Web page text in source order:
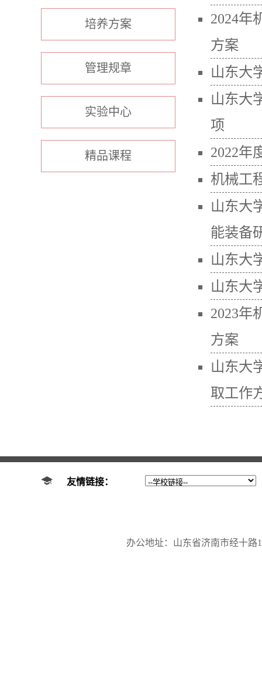
培养方案
管理规章
实验中心
精品课程
2024年
方案
山东大
山东大
项
2022年
机械工
山东大
能装备
山东大
山东大
2023年
方案
山东大
取工作
友情链接：
办公地址：山东省济南市经十路